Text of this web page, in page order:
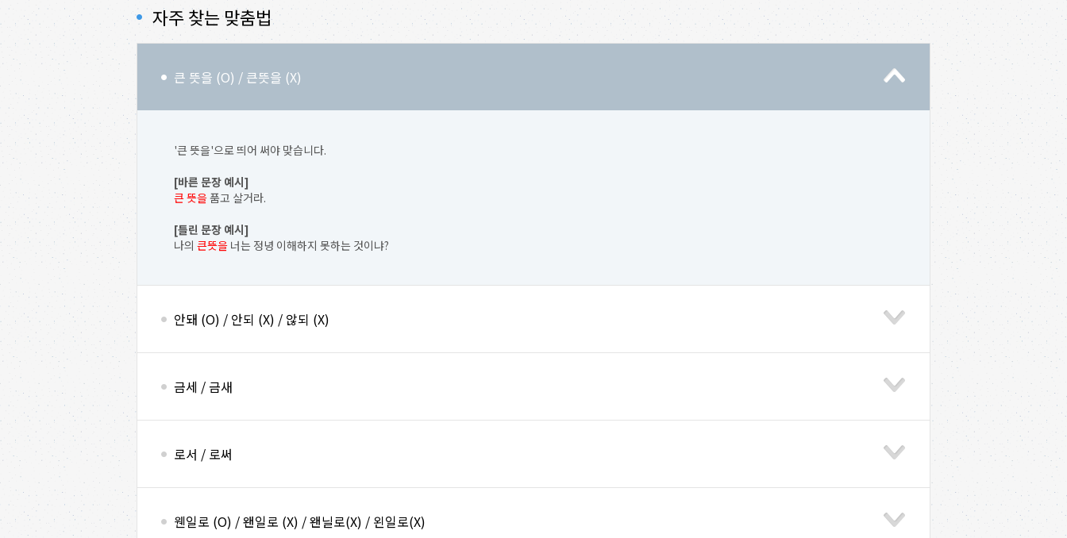
자주 찾는 맞춤법
큰 뜻을 (O) / 큰뜻을 (X)
'큰 뜻을'으로 띄어 써야 맞습니다.
[바른 문장 예시]
큰 뜻을품고 살거라.
[틀린 문장 예시]
나의 큰뜻을 너는 정녕 이해하지 못하는 것이냐?
안돼 (O) / 안되 (X) / 않되 (X)
금세 / 금새
로서 / 로써
웬일로 (O) / 왠일로 (X) / 왠닐로(X) / 왼일로(X)